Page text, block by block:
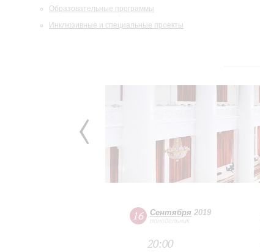
Образовательные программы
Инклюзивные и специальные проекты
16 Сентября 2019
понедельник
20:00